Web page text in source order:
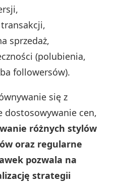
sprzedaż,
(polubienia,
followersów).
się z
dostosowywanie cen,
różnych stylów
oraz regularne
pozwala na
strategii